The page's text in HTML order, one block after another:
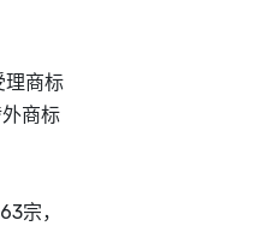
商标
商标
宗，